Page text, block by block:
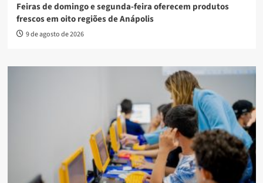
Feiras de domingo e segunda-feira oferecem produtos
frescos em oito regiões de Anápolis
9 de agosto de 2026